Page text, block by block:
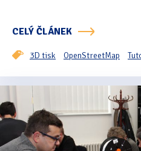
CELÝ ČLÁNEK
3D tisk OpenStreetMap